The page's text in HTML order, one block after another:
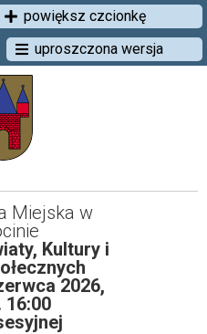
powiększ czcionkę
uproszczona wersja
Miejska w
Kultury i
2026,
16:00